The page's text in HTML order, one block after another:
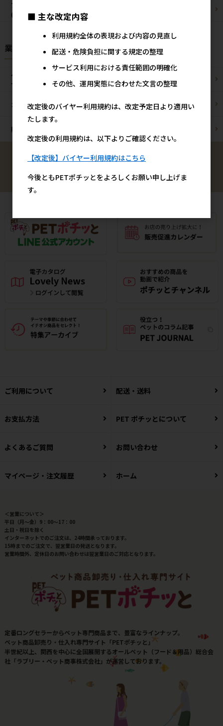
ブリーダーパック
(プロ製品)
業種様別 特設ページ
ペットショップ/
サロン様
ブリーダー様
カフェ/飲食店様 ペットOK宿泊施設様
動物病院様
ご利用について 配送・送料
お支払方法 PET ポチッとについて
よくあるご質問 お問い合わせ
マイページ・注文履歴 ホーム
＜営業について＞
平日（月～金）9：00～17：00
土日・祝日を除く
インターネットでのご注文は、24時間承っております。
15時までのご注文で、翌営業日の発送となります。
営業時間外、定休日のお問い合わせは翌営業日のご対応となります。
定番ロングセラーからペット専門商品まで、豊富なラインナップ。
ペット商品卸売り・仕入れ専門サイト「PETポチッと」
半世紀以上、関西を中心に全国展開するオールペット（フード＆用品）総合会
社「ラブリー・ペット商事株式会社」が運営しております。
■ 主な改定内容
利用規約全体の表現および内容の見直し
配送・危険負担に関する規定の整理
サービス利用における責任範囲の明確化
その他、運用実態に合わせた文言の整理
改定後のバイヤー利用規約は、改定予定日より適用い
たします。
改定後の利用規約は、以下よりご確認ください。
【改定後】バイヤー利用規約はこちら
今後ともPETポチッとをよろしくお願い申し上げま
す。